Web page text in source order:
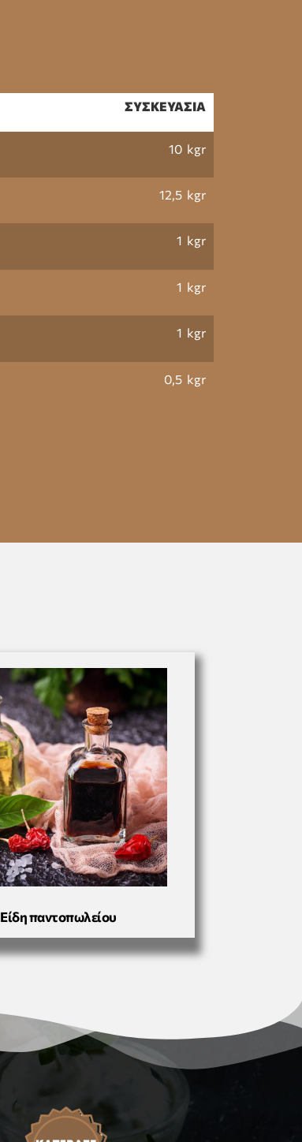
ΣΥΣΚΕΥΑΣΙΑ
10 kgr
12,5 kgr
1 kgr
1 kgr
1 kgr
0,5 kgr
Είδη παντοπωλείου